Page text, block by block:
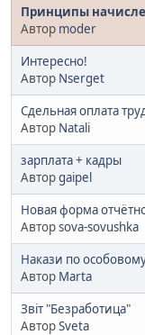
Принципы
Автор moder
Интересно!
Автор Nserget
Сдельная оплата
Автор Natali
зарплата + кадры
Авторgaipel
Новая форма
Авторsova-sovushka
Накази по
Автор Marta
Звіт "Безработица"
АвторSveta